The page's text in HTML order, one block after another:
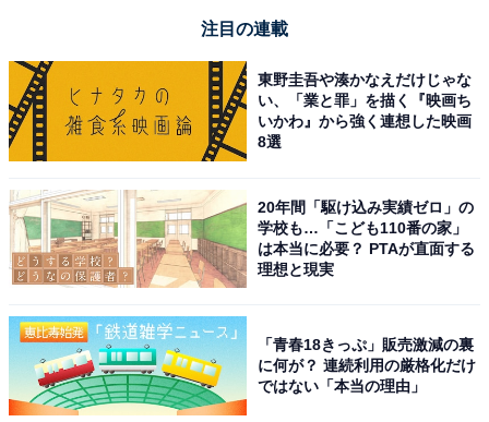
こちらもおすすめ
ング！ 2位「鳥羽温泉郷」、1位は？【2025年
調査】
注目の連載
東野圭吾や湊かなえだけじゃな
い、「業と罪」を描く『映画ち
いかわ』から強く連想した映画
8選
20年間「駆け込み実績ゼロ」の
学校も…「こども110番の家」
は本当に必要？ PTAが直面する
理想と現実
「青春18きっぷ」販売激減の裏
に何が？ 連続利用の厳格化だけ
ではない「本当の理由」